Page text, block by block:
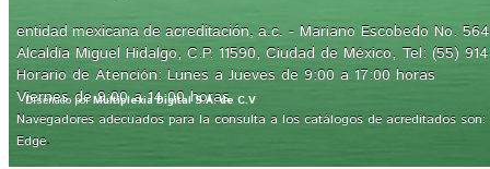
entidad mexicana de acreditación, a.c. - Mariano Escobedo No.
Alcaldía Miguel Hidalgo, C.P. 11590, Ciudad de México, Tel: (55)
Horario de Atención: Lunes a Jueves de 9:00 a 17:00 horas
Viernes de 9:00 a 14:00 horas
Navegadores adecuados para la consulta a los catálogos de acreditados
Edge.
Diseñado porMultiplexia Digital S.A. de C.V